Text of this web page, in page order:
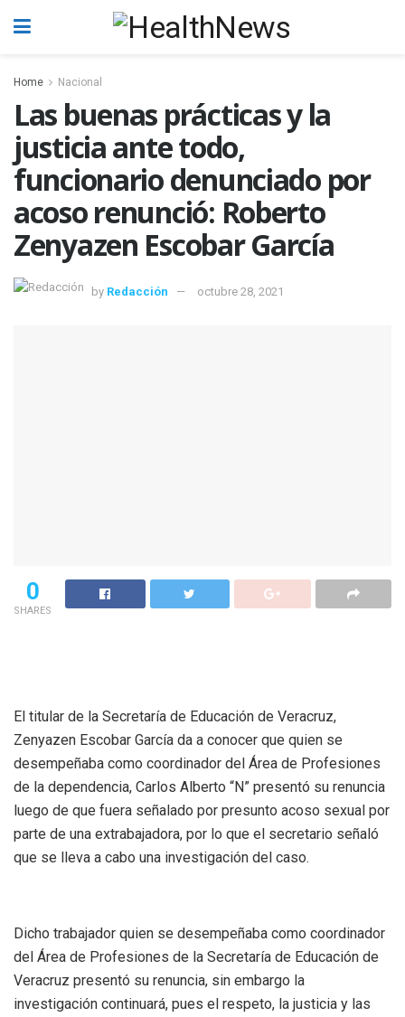
Home Nacional
Las buenas prácticas y la
justicia ante todo,
funcionario denunciado por
acoso renunció: Roberto
Zenyazen Escobar García
by Redacción octubre 28, 2021
0
SHARES
El titular de la Secretaría de Educación de Veracruz,
Zenyazen Escobar García da a conocer que quien se
desempeñaba como coordinador del Área de Profesiones
de la dependencia, Carlos Alberto “N” presentó su renuncia
luego de que fuera señalado por presunto acoso sexual por
parte de una extrabajadora, por lo que el secretario señaló
que se lleva a cabo una investigación del caso.
Dicho trabajador quien se desempeñaba como coordinador
del Área de Profesiones de la Secretaría de Educación de
Veracruz presentó su renuncia, sin embargo la
investigación continuará, pues el respeto, la justicia y las